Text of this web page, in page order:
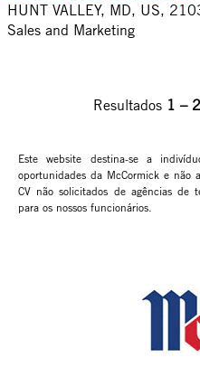
HUNT VALLEY, MD, US,
Sales and Marketing
Resultados 1 –
Este website destina-se a
oportunidades da McCormick e não
CV não solicitados de agências de
para os nossos funcionários.